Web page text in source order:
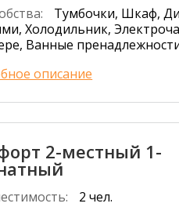
Тумбочки, Шкаф,
Холодильник,
Ванные
описание
2-местный 1-
2 чел.